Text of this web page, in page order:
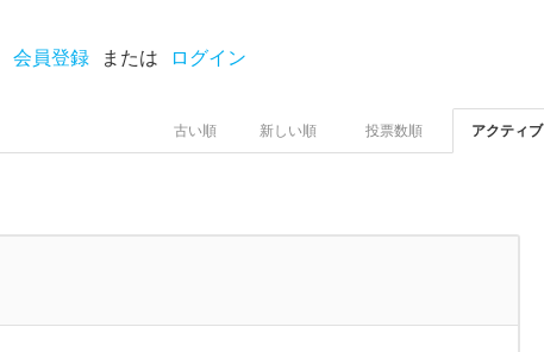
会員登録 または ログイン
アクティブ
投票数順
新しい順
古い順